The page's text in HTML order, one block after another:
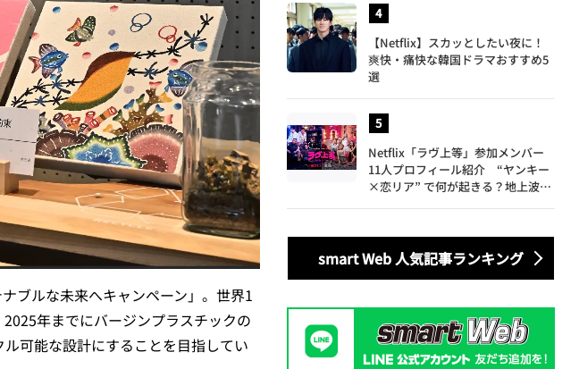
ブルな未来へキャンペーン」。世界1
年までにバージンプラスチックの
可能な設計にすることを目指してい
【Netflix】スカッとしたい夜に！
爽快・痛快な韓国ドラマおすすめ5
選
Netflix「ラヴ上等」参加メンバー
11人プロフィール紹介 “ヤンキー
×恋リア” で何が起きる？地上波で
smart Web 人気記事ランキング